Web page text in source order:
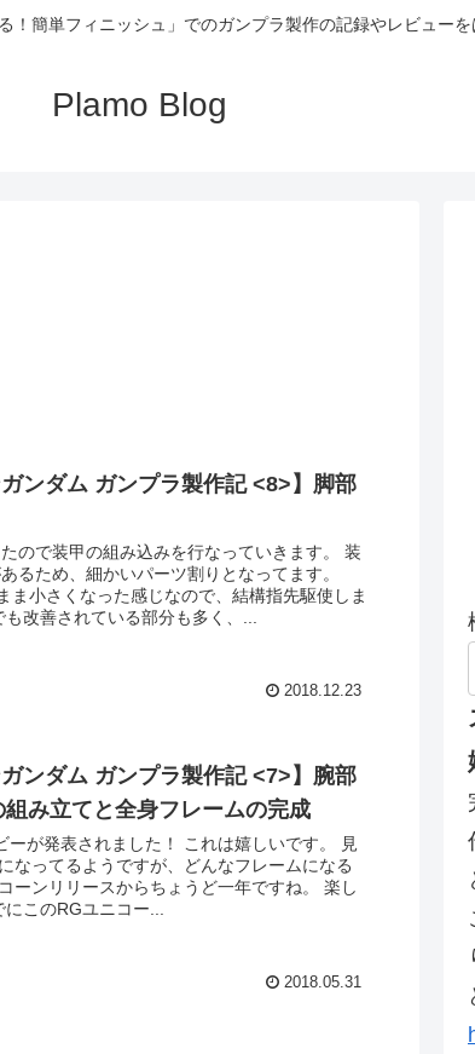
簡単フィニッシュ」でのガンプラ製作の記録やレビュー
Plamo Blog
ガンダム ガンプラ製作記 <8>】脚部
ので装甲の組み込みを行なっていきます。 装
るため、細かいパーツ割りとなってます。
ま小さくなった感じなので、結構指先駆使しま
改善されている部分も多く、...
2018.12.23
ガンダム ガンプラ製作記 <7>】腕部
組み立てと全身フレームの完成
ーが発表されました！ これは嬉しいです。 見
なってるようですが、どんなフレームになる
ーンリリースからちょうど一年ですね。 楽し
このRGユニコー...
2018.05.31